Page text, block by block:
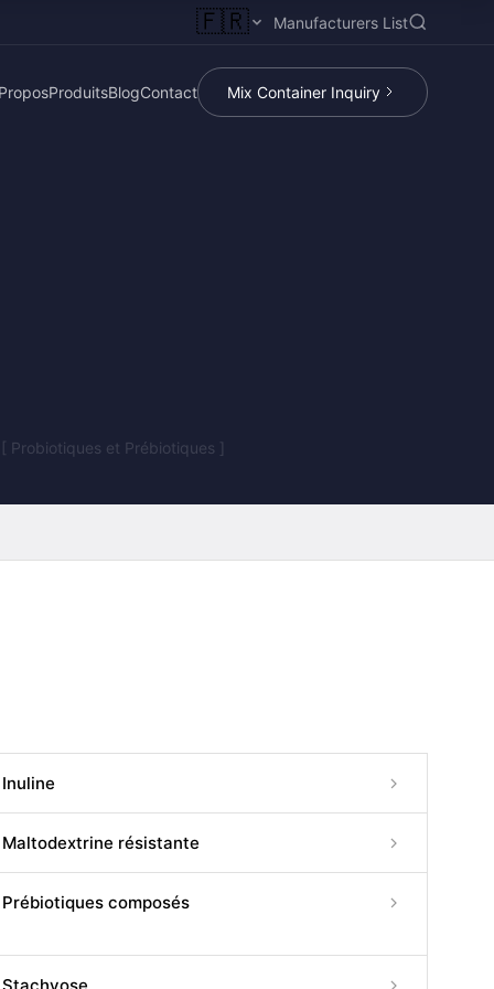
🇫🇷 Manufacturers List
ProduitsBlogContact Mix Container Inquiry
[ Probiotiques et Prébiotiques ]
Inuline
Maltodextrine résistante
Prébiotiques composés